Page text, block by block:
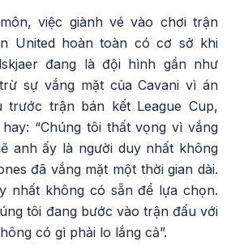
việc giành vé vào chơi trận
United hoàn toàn có cơ sở khi
đang là đội hình gần như
sự vắng mặt của Cavani vì án
trước trận bán kết League Cup,
“Chúng tôi thất vọng vì vắng
anh ấy là người duy nhất không
đã vắng mặt một thời gian dài.
nhất không có sẵn để lựa chọn.
tôi đang bước vào trận đấu với
có gì phải lo lắng cả”.